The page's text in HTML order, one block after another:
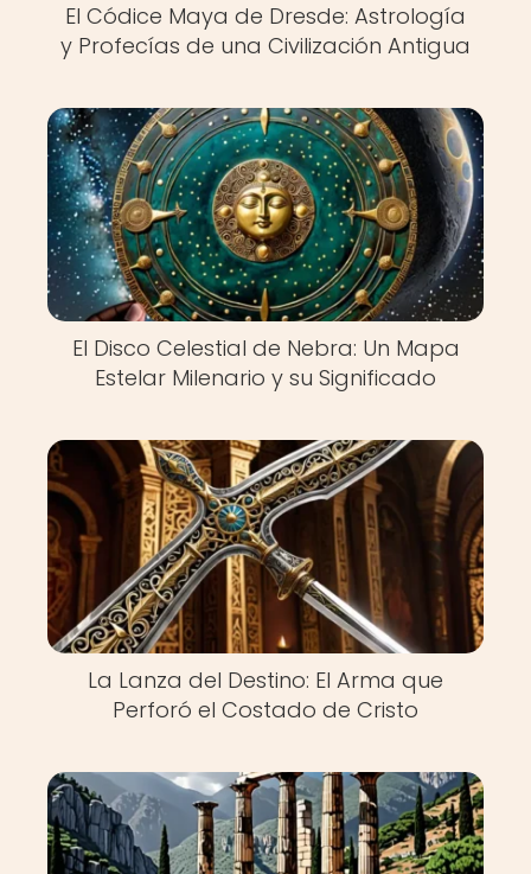
El Códice Maya de Dresde: Astrología
y Profecías de una Civilización Antigua
El Disco Celestial de Nebra: Un Mapa
Estelar Milenario y su Significado
La Lanza del Destino: El Arma que
Perforó el Costado de Cristo